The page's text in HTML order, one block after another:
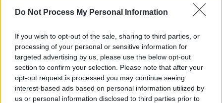
Do Not Process My Personal Information
If you wish to opt-out of the sale, sharing to third parties, or
processing of your personal or sensitive information for
targeted advertising by us, please use the below opt-out
section to confirm your selection. Please note that after your
opt-out request is processed you may continue seeing
interest-based ads based on personal information utilized by
us or personal information disclosed to third parties prior to
απαντήσει, ενώ κάποια στιγμή «κόλλησε»
τελείως και χρειάστηκε επανεκκίνηση, κάτι
που δημιούργησε μάλλον μια αμηχανία στην
αίθουσα των Λόρδων